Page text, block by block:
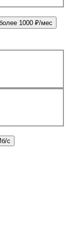
1000 ₽/мес
с